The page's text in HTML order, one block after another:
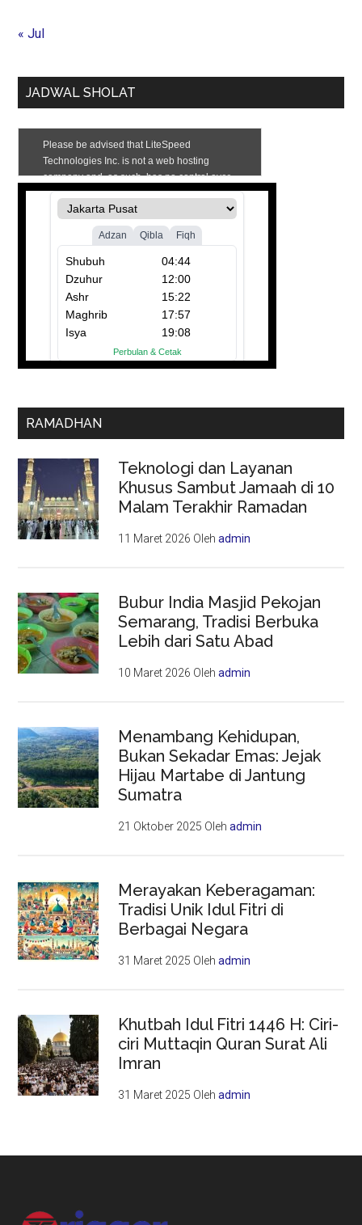
« Jul
JADWAL SHOLAT
RAMADHAN
Teknologi dan Layanan
Khusus Sambut Jamaah di 10
Malam Terakhir Ramadan
11 Maret 2026 Olehadmin
Bubur India Masjid Pekojan
Semarang, Tradisi Berbuka
Lebih dari Satu Abad
10 Maret 2026 Olehadmin
Menambang Kehidupan,
Bukan Sekadar Emas: Jejak
Hijau Martabe di Jantung
Sumatra
21 Oktober 2025 Olehadmin
Merayakan Keberagaman:
Tradisi Unik Idul Fitri di
Berbagai Negara
31 Maret 2025 Olehadmin
Khutbah Idul Fitri 1446 H: Ciri-
ciri Muttaqin Quran Surat Ali
Imran
31 Maret 2025 Olehadmin
Footer